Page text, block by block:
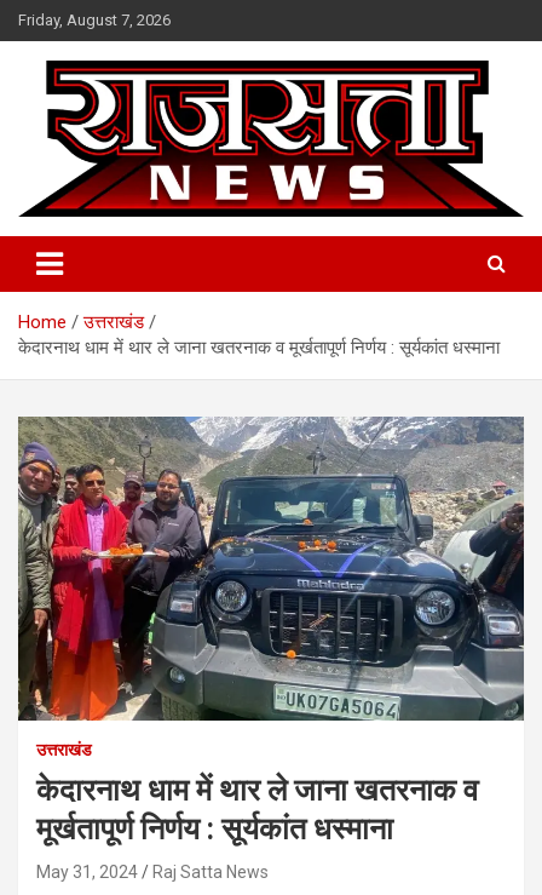
Skip
to
content
Friday, August 7, 2026
Raj Satta News
Home
उत्तराखंड
केदारनाथ धाम में थार ले जाना खतरनाक व मूर्खतापूर्ण निर्णय : सूर्यकांत धस्माना
उत्तराखंड
केदारनाथ धाम में थार ले जाना खतरनाक व
मूर्खतापूर्ण निर्णय : सूर्यकांत धस्माना
May 31, 2024 Raj Satta News